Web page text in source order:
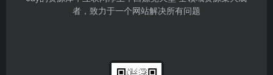
者，致力于一个网站解决所有问题